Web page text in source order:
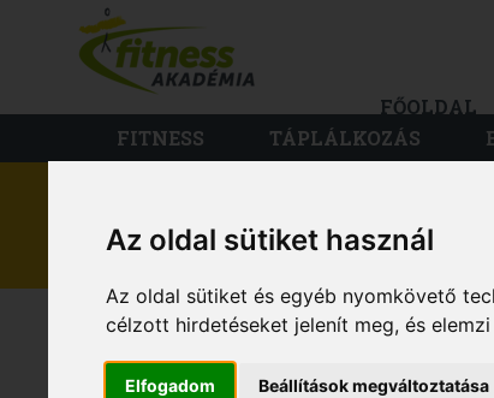
Az oldal sütiket használ
Az oldal sütiket és egyéb nyomkövető
célzott hirdetéseket jelenít meg, és
Elfogadom Beállítások megváltoztatása
FŐOLDAL
FITNESS
TÁPLÁLKOZÁS
DIÉTA ÉS FOGYÁS
RECEPTEK